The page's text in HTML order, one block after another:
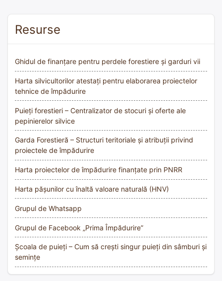
Resurse
Ghidul de finanțare pentru perdele forestiere și garduri vii
Harta silvicultorilor atestați pentru elaborarea proiectelor
tehnice de împădurire
Puieți forestieri – Centralizator de stocuri și oferte ale
pepinierelor silvice
Garda Forestieră – Structuri teritoriale și atribuții privind
proiectele de împădurire
Harta proiectelor de împădurire finanțate prin PNRR
Harta pășunilor cu înaltă valoare naturală (HNV)
Grupul de Whatsapp
Grupul de Facebook „Prima Împădurire”
Școala de puieți – Cum să crești singur puieți din sâmburi și
semințe